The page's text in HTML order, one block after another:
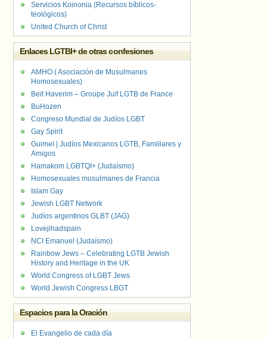
Servicios Koinonia (Recursos bíblicos-
teológicos)
United Church of Christ
Enlaces LGTBI+ de otras confesiones
AMHO ( Asociación de Musulmanes
Homosexuales)
Beit Haverim – Groupe Juif LGTB de France
BuHozen
Congreso Mundial de Judíos LGBT
Gay Spirit
Guimel | Judíos Mexicanos LGTB, Familiares y
Amigos
Hamakom LGBTQI+ (Judaísmo)
Homosexuales musulmanes de Francia
Islam Gay
Jewish LGBT Network
Judíos argentinos GLBT (JAG)
Lovejihadspain
NCI Emanuel (Judaísmo)
Rainbow Jews – Celebrating LGTB Jewish
History and Heritage in the UK
World Congress of LGBT Jews
World Jewish Congress LBGT
Espacios para la Oración
El Evangelio de cada día